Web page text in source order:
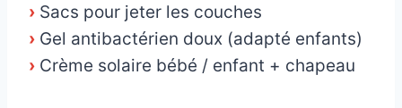
› Sacs pour jeter les couches
› Gel antibactérien doux (adapté enfants)
› Crème solaire bébé / enfant + chapeau